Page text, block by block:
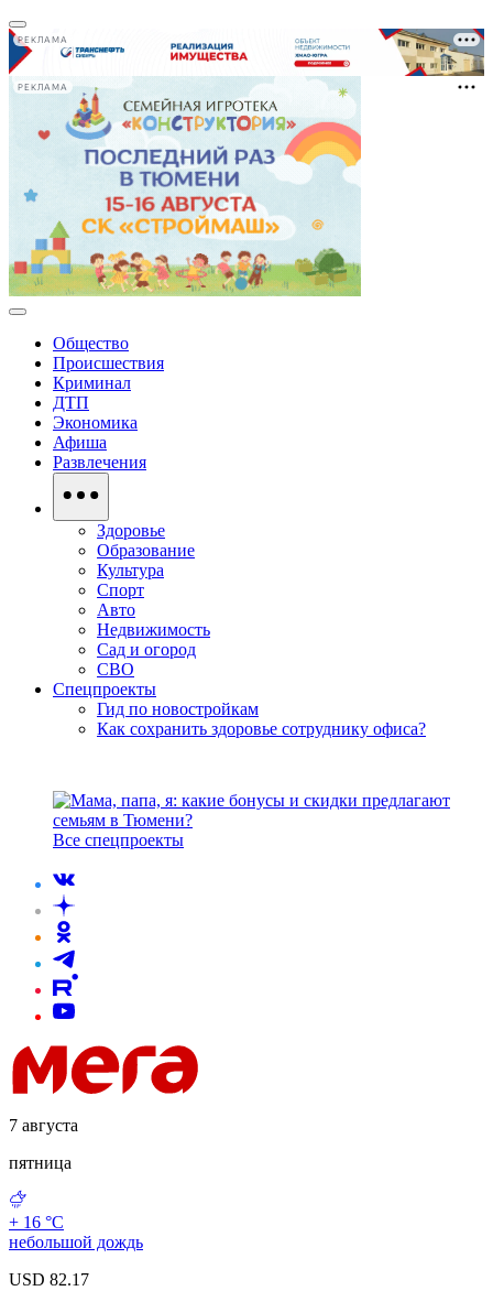
РЕКЛАМА
РЕКЛАМА
Общество
Происшествия
Криминал
ДТП
Экономика
Афиша
Развлечения
Здоровье
Образование
Культура
Спорт
Авто
Недвижимость
Сад и огород
СВО
Спецпроекты
Гид по новостройкам
Как сохранить здоровье сотруднику офиса?
Все спецпроекты
7 августа
пятница
+ 16 °С
небольшой дождь
USD 82.17